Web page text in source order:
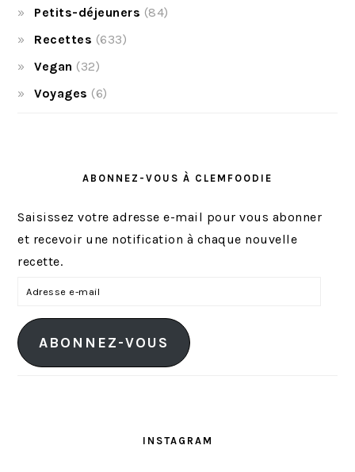
Petits-déjeuners (84)
Recettes (633)
Vegan (32)
Voyages (6)
ABONNEZ-VOUS À CLEMFOODIE
Saisissez votre adresse e-mail pour vous abonner
et recevoir une notification à chaque nouvelle
recette.
r
e
ABONNEZ-VOUS
INSTAGRAM